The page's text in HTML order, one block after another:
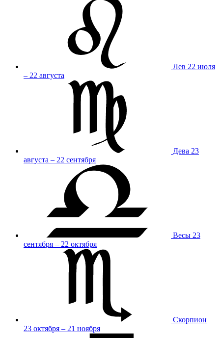
Лев 22 июля
– 22 августа
Дева 23
августа – 22 сентября
Весы 23
сентября – 22 октября
Скорпион
23 октября – 21 ноября